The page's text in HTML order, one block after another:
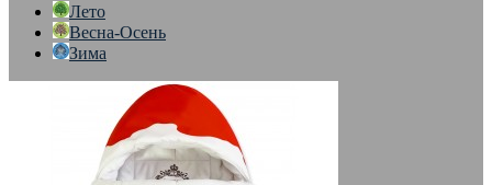
Лето
Весна-Осень
Зима